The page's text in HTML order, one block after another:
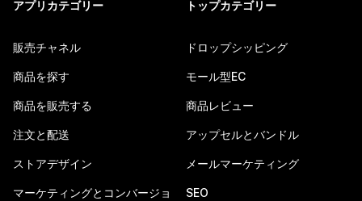
アプリカテゴリー
販売チャネル
商品を探す
商品を販売する
注文と配送
ストアデザイン
マーケティングとコンバージョ
トップカテゴリー
ドロップシッピング
モール型EC
商品レビュー
アップセルとバンドル
メールマーケティング
SEO